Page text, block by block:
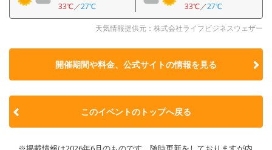
33℃／27℃ 33℃／27℃
天気情報提供元：株式会社ライフビジネスウェザー
開催期間や料金、公式サイトの情報を見る
このイベントのトップへ戻る